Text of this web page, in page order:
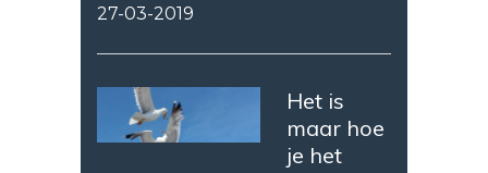
27-03-2019
Het is
maar hoe
je het